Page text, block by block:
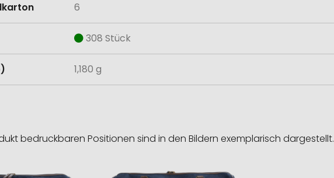
6
308 Stück
1,180 g
bedruckbaren Positionen sind in den Bildern exemplarisch dargestellt.